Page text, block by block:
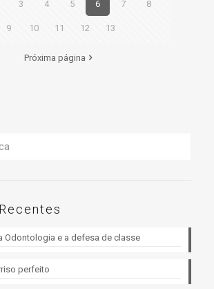
3 4 5 6 7 8
9 10 11 12 13
Próxima página
Odontologia e a defesa de classe
perfeito